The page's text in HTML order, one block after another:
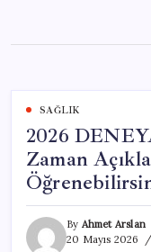
content
SAĞLIK
2026
Zaman
By Ahmet Arslan
20 Mayıs 2026